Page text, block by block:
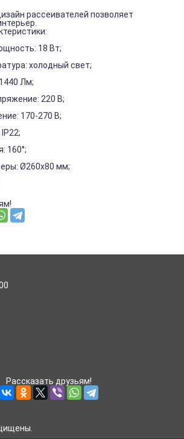
рассеивателей позволяет
18 Вт;
холодный свет;
Лм;
220 В;
170-270 В;
160°;
Ø260х80 мм;
Рассказать друзьям!